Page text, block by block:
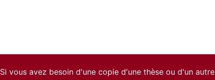
Si vous avez besoin d'une copie d'une thèse ou d'un